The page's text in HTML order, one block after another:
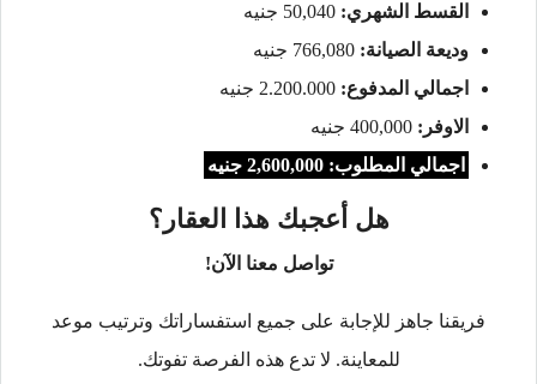
القسط الشهري:
وديعة الصيانة:
اجمالي المدفوع:
الاوفر:
اجمالي المطلوب: 2,600,000 جنيه
هل أعجبك هذا العقار؟
تواصل معنا الآن!
فريقنا جاهز للإجابة على جميع استفساراتك وترتيب موعد
للمعاينة. لا تدع هذه الفرصة تفوتك.